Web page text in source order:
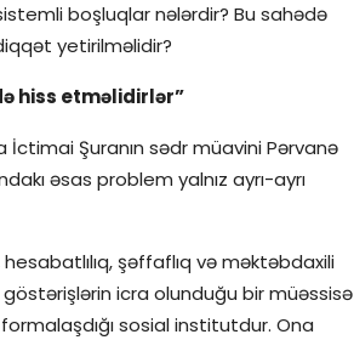
boşluqlar nələrdir? Bu sahədə
yetirilməlidir?
hiss etməlidirlər”
İctimai Şuranın sədr müavini Pərvanə
əsas problem yalnız ayrı-ayrı
şəffaflıq və məktəbdaxili
icra olunduğu bir müəssisə
sosial institutdur. Ona